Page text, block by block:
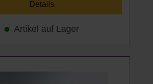
Details
Artikel auf Lager